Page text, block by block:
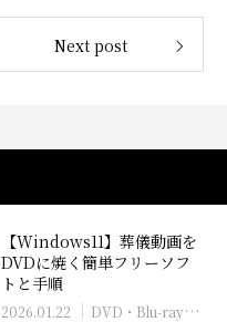
Next post
【Windows11】葬儀動画を
DVDに焼く簡単フリーソフ
トと手順
2026.01.22 DVD・Blu-rayへの書き込み方法